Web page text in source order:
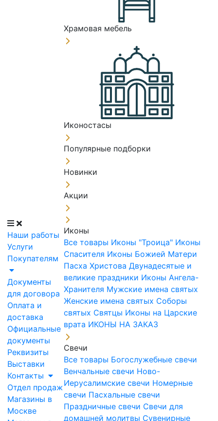
Наши работы
Услуги
Покупателям
Документы
для договора
Оплата и
доставка
Официальные
документы
Реквизиты
Выставки
Контакты
Отдел продаж
Магазины в
Москве
Храмовая мебель
Иконостасы
Популярные подборки
Новинки
Акции
Иконы
Все товары Иконы "Троица" Иконы
Спасителя Иконы Божией Матери
Пасха Христова Двунадесятые и
великие праздники Иконы Ангела-
Хранителя Мужские имена святых
Женские имена святых Соборы
святых Святцы Иконы на Царские
врата ИКОНЫ НА ЗАКАЗ
Свечи
Все товары Богослужебные свечи
Венчальные свечи Ново-
Иерусалимские свечи Номерные
свечи Пасхальные свечи
Праздничные свечи Свечи для
домашней молитвы Сувенирные